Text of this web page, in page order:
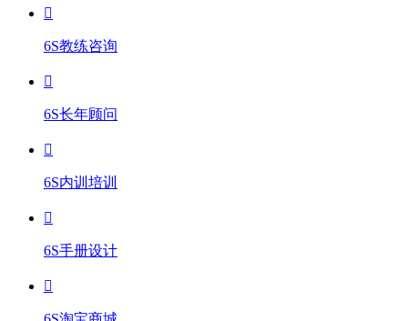
6S教练咨询
6S长年顾问
6S内训培训
6S手册设计